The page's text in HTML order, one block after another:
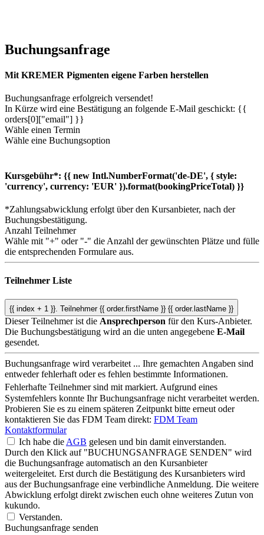
Buchungsanfrage
Mit KREMER Pigmenten eigene Farben herstellen
Buchungsanfrage erfolgreich versendet!
In Kürze wird eine Bestätigung an folgende E-Mail geschickt: {{
orders[0]["email"] }}
Wähle einen Termin
Wähle eine Buchungsoption
Kursgebühr*: {{ new Intl.NumberFormat('de-DE', { style:
'currency', currency: 'EUR' }).format(bookingPriceTotal) }}
*Zahlungsabwicklung erfolgt über den Kursanbieter, nach der
Buchungsbestätigung.
Anzahl Teilnehmer
Wähle mit "+" oder "-" die Anzahl der gewünschten Plätze und fülle
die entsprechenden Formulare aus.
Teilnehmer Liste
{{ index + 1 }}. Teilnehmer {{ order.firstName }} {{ order.lastName }}
Dieser Teilnehmer ist die Ansprechperson für den Kurs-Anbieter.
Die Buchungsbestätigung wird an die unten angegebene E-Mail
gesendet.
Buchungsanfrage wird verarbeitet ... Ihre gemachten Angaben sind
entweder fehlerhaft oder es fehlen bestimmte Informationen.
Fehlerhafte Teilnehmer sind mit markiert. Aufgrund eines
Systemfehlers konnte Ihr Buchungsanfrage nicht verarbeitet werden.
Probieren Sie es zu einem späteren Zeitpunkt bitte erneut oder
kontaktieren Sie das FDM Team direkt: FDM Team
Kontaktformular
Ich habe die AGB gelesen und bin damit einverstanden.
Durch den Klick auf "BUCHUNGSANFRAGE SENDEN" wird
die Buchungsanfrage automatisch an den Kursanbieter
weitergeleitet. Erst durch die Bestätigung des Kursanbieters wird
aus der Buchungsanfrage eine verbindliche Anmeldung. Die weitere
Abwicklung erfolgt direkt zwischen euch ohne weiteres Zutun von
kukundo.
Verstanden.
Buchungsanfrage senden